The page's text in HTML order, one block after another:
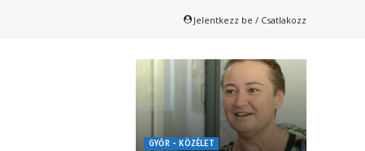
Jelentkezz be / Csatlakozz
GYŐR - KÖZÉLET